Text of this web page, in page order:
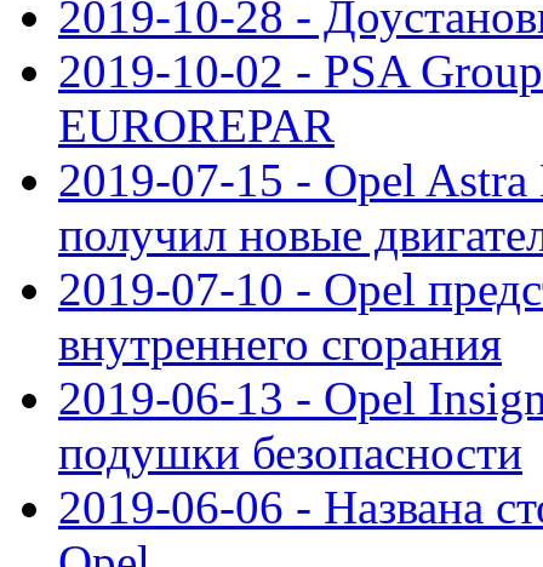
2019-10-28 -
2019-10-02 - PSA
EUROREPAR
2019-07-15 - Opel Astra
получил новые
2019-07-10 - Opel
внутреннего сгорания
2019-06-13 - Opel
подушки безопасности
2019-06-06 - Названа